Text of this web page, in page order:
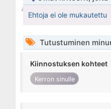
Ehtoja ei ole mukautettu
Tutustuminen
Kiinnostuksen kohteet
Kerron sinulle